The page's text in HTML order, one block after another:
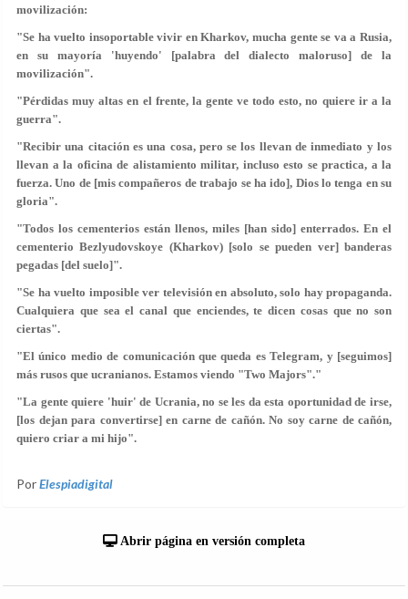
movilización:
"Se ha vuelto insoportable vivir en Kharkov, mucha gente se va a Rusia,
en su mayoría 'huyendo' [palabra del dialecto maloruso] de la
movilización".
"Pérdidas muy altas en el frente, la gente ve todo esto, no quiere ir a la
guerra".
"Recibir una citación es una cosa, pero se los llevan de inmediato y los
llevan a la oficina de alistamiento militar, incluso esto se practica, a la
fuerza. Uno de [mis compañeros de trabajo se ha ido], Dios lo tenga en su
gloria".
"Todos los cementerios están llenos, miles [han sido] enterrados. En el
cementerio Bezlyudovskoye (Kharkov) [solo se pueden ver] banderas
pegadas [del suelo]".
"Se ha vuelto imposible ver televisión en absoluto, solo hay propaganda.
Cualquiera que sea el canal que enciendes, te dicen cosas que no son
ciertas".
"El único medio de comunicación que queda es Telegram, y [seguimos]
más rusos que ucranianos. Estamos viendo "Two Majors"."
"La gente quiere 'huir' de Ucrania, no se les da esta oportunidad de irse,
[los dejan para convertirse] en carne de cañón. No soy carne de cañón,
quiero criar a mi hijo".
PorElespiadigital
Abrir página en versión completa